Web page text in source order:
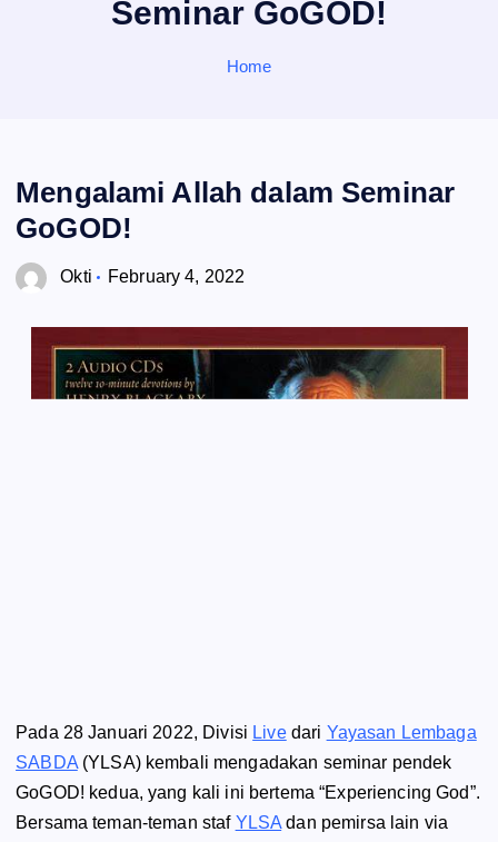
Seminar GoGOD!
Home
Mengalami Allah dalam Seminar
GoGOD!
Okti February 4, 2022
Pada 28 Januari 2022, Divisi Livedari Yayasan Lembaga
SABDA(YLSA) kembali mengadakan seminar pendek
GoGOD! kedua, yang kali ini bertema“Experiencing God”.
Bersama teman-teman staf YLSA dan pemirsa lain via